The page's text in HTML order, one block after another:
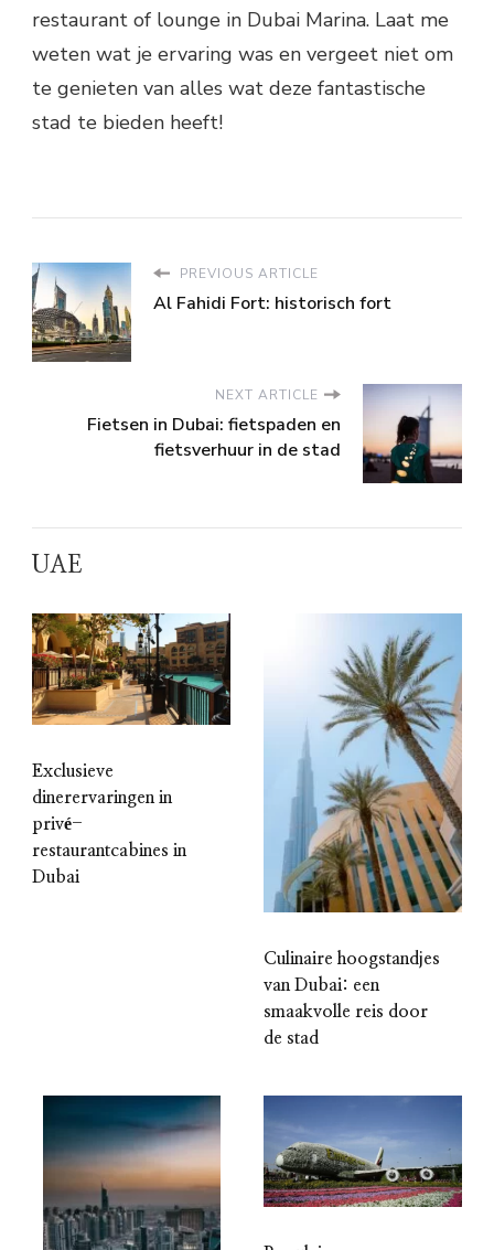
restaurant of lounge in Dubai Marina. Laat me
weten wat je ervaring was en vergeet niet om
te genieten van alles wat deze fantastische
stad te bieden heeft!
PREVIOUS ARTICLE
Al Fahidi Fort: historisch fort
NEXT ARTICLE
Fietsen in Dubai: fietspaden en
fietsverhuur in de stad
UAE
Exclusieve
dinerervaringen in
privé-
restaurantcabines in
Dubai
Culinaire hoogstandjes
van Dubai: een
smaakvolle reis door
de stad